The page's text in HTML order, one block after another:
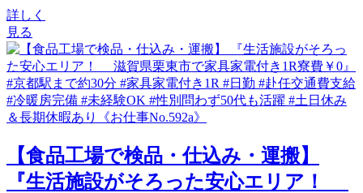
詳しく
見る
【食品工場で検品・仕込み・運搬】
『生活施設がそろった安心エリア！